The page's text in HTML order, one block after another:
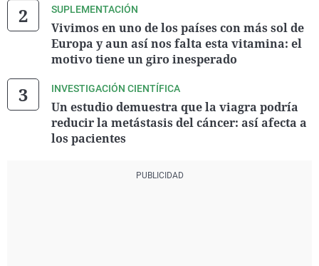
SUPLEMENTACIÓN
Vivimos en uno de los países con más sol de
Europa y aun así nos falta esta vitamina: el
motivo tiene un giro inesperado
INVESTIGACIÓN CIENTÍFICA
Un estudio demuestra que la viagra podría
reducir la metástasis del cáncer: así afecta a
los pacientes